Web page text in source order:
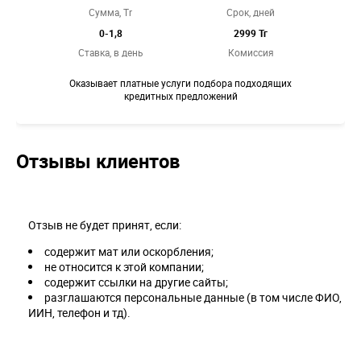
Сумма, Tr
Срок, дней
0-1,8
Ставка, в день
2999 Тг
Комиссия
Оказывает платные услуги подбора подходящих
кредитных предложений
Отзывы клиентов
Отзыв не будет принят, если:
содержит мат или оскорбления;
не относится к этой компании;
содержит ссылки на другие сайты;
разглашаются персональные данные (в том числе ФИО,
ИИН, телефон и тд).